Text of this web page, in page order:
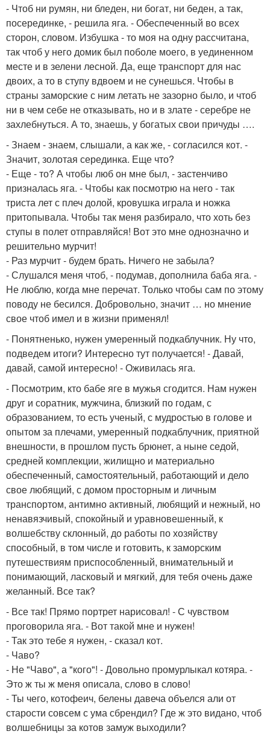
- Чтоб ни румян, ни бледен, ни богат, ни беден, а так,
посерединке, - решила яга. - Обеспеченный во всех
сторон, словом. Избушка - то моя на одну рассчитана,
так чтоб у него домик был поболе моего, в уединенном
месте и в зелени лесной. Да, еще транспорт для нас
двоих, а то в ступу вдвоем и не сунешься. Чтобы в
страны заморские с ним летать не зазорно было, и чтоб
ни в чем себе не отказывать, но и в злате - серебре не
захлебнуться. А то, знаешь, у богатых свои причуды ….
- Знаем - знаем, слышали, а как же, - согласился кот. -
Значит, золотая серединка. Еще что?
- Еще - то? А чтобы люб он мне был, - застенчиво
призналась яга. - Чтобы как посмотрю на него - так
триста лет с плеч долой, кровушка играла и ножка
притопывала. Чтобы так меня разбирало, что хоть без
ступы в полет отправляйся! Вот это мне однозначно и
решительно мурчит!
- Раз мурчит - будем брать. Ничего не забыла?
- Слушался меня чтоб, - подумав, дополнила баба яга. -
Не люблю, когда мне перечат. Только чтобы сам по этому
поводу не бесился. Добровольно, значит … но мнение
свое чтоб имел и в жизни применял!
- Понятненько, нужен умеренный подкаблучник. Ну что,
подведем итоги? Интересно тут получается! - Давай,
давай, самой интересно! - Оживилась яга.
- Посмотрим, кто бабе яге в мужья сгодится. Нам нужен
друг и соратник, мужчина, близкий по годам, с
образованием, то есть ученый, с мудростью в голове и
опытом за плечами, умеренный подкаблучник, приятной
внешности, в прошлом пусть брюнет, а ныне седой,
средней комплекции, жилищно и материально
обеспеченный, самостоятельный, работающий и дело
свое любящий, с домом просторным и личным
транспортом, антимно активный, любящий и нежный, но
ненавязчивый, спокойный и уравновешенный, к
волшебству склонный, до работы по хозяйству
способный, в том числе и готовить, к заморским
путешествиям приспособленный, внимательный и
понимающий, ласковый и мягкий, для тебя очень даже
желанный. Все так?
- Все так! Прямо портрет нарисовал! - С чувством
проговорила яга. - Вот такой мне и нужен!
- Так это тебе я нужен, - сказал кот.
- Чаво?
- Не "Чаво", а "кого"! - Довольно промурлыкал котяра. -
Это ж ты ж меня описала, слово в слово!
- Ты чего, котофеич, белены давеча объелся али от
старости совсем с ума сбрендил? Где ж это видано, чтоб
волшебницы за котов замуж выходили?